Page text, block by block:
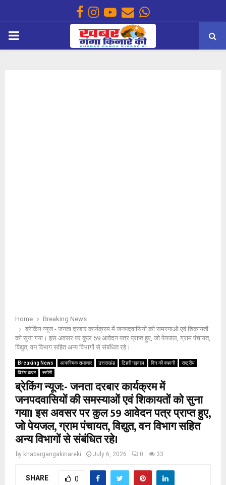
Facebook
Instagram
Youtube
EmailWhatsapp
PRIMARY
Home
Breaking News
ब्रेकिंग न्यूज:- जनता दरबार कार्यक्रम में जनपदवासियों की समस्याओं एवं शिकायतों
को सुना गया। इस अवसर पर कुल 59 आवेदन पत्र प्राप्त हुए, जो पेयजल, ग्राम पंचायत,
विद्युत, वन विभाग सहित अन्य विभागों से संबंधित रहे।
Breaking News आकस्मिक समाचार उत्तराखंड टिहरी गढ़वाल दिन की कहानी
राष्ट्रीय
विशेष कवर
स्टोरी
ब्रेकिंग न्यूज:- जनता दरबार कार्यक्रम में
जनपदवासियों की समस्याओं एवं शिकायतों को सुना
गया। इस अवसर पर कुल 59 आवेदन पत्र प्राप्त हुए,
जो पेयजल, ग्राम पंचायत, विद्युत, वन विभाग सहित
अन्य विभागों से संबंधित रहे।
by khabargangakinareki July 6, 2026 0 33
SHARE 0